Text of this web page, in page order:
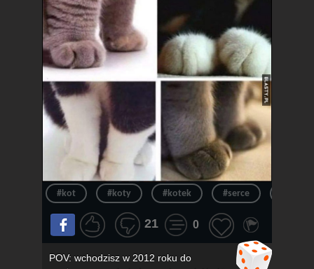
#kot #koty #kotek #serce
21 0
POV: wchodzisz w 2012 roku do